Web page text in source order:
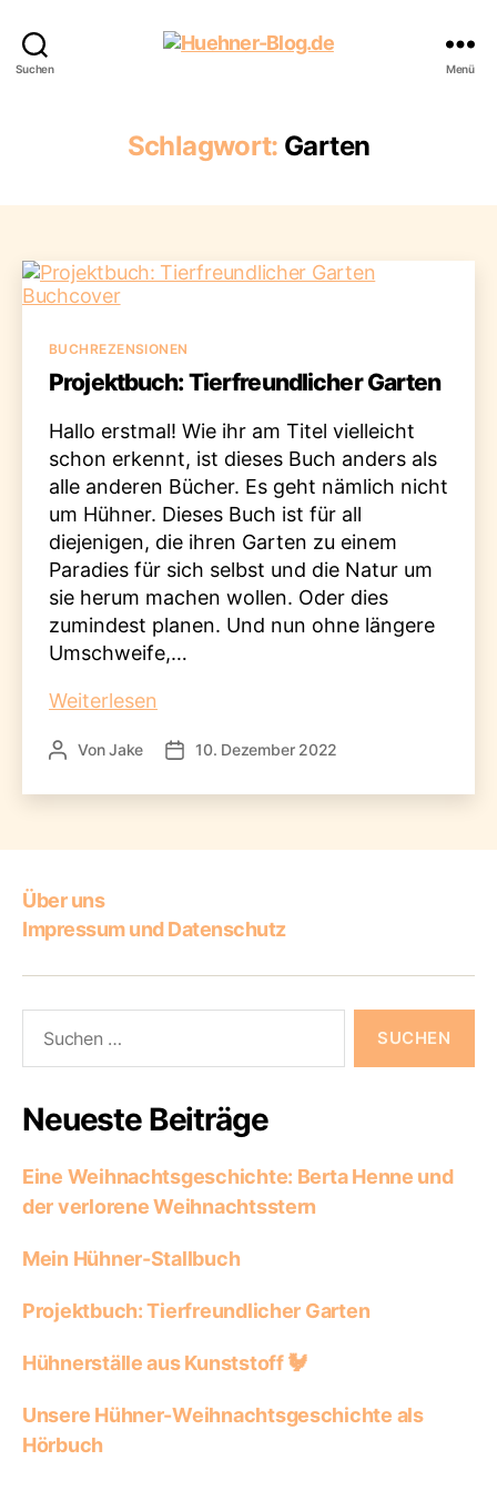
Suchen Menü
Schlagwort: Garten
Kategorien
BUCHREZENSIONEN
Projektbuch: Tierfreundlicher Garten
Hallo erstmal! Wie ihr am Titel vielleicht
schon erkennt, ist dieses Buch anders als
alle anderen Bücher. Es geht nämlich nicht
um Hühner. Dieses Buch ist für all
diejenigen, die ihren Garten zu einem
Paradies für sich selbst und die Natur um
sie herum machen wollen. Oder dies
zumindest planen. Und nun ohne längere
Umschweife,…
Weiterlesen
Garten
Beitragsautor
VonJake Veröffentlichungsdatum
10. Dezember 2022
Über uns
Impressum und Datenschutz
nach:
Neueste Beiträge
Eine Weihnachtsgeschichte: Berta Henne und
der verlorene Weihnachtsstern
Mein Hühner-Stallbuch
Projektbuch: Tierfreundlicher Garten
Hühnerställe aus Kunststoff 🐓
Unsere Hühner-Weihnachtsgeschichte als
Hörbuch